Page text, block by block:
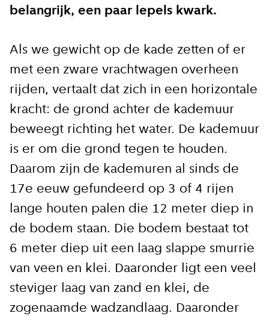
belangrijk, een paar lepels kwark.
Als we gewicht op de kade zetten of er
met een zware vrachtwagen overheen
rijden, vertaalt dat zich in een horizontale
kracht: de grond achter de kademuur
beweegt richting het water. De kademuur
is er om die grond tegen te houden.
Daarom zijn de kademuren al sinds de
17e eeuw gefundeerd op 3 of 4 rijen
lange houten palen die 12 meter diep in
de bodem staan. Die bodem bestaat tot
6 meter diep uit een laag slappe smurrie
van veen en klei. Daaronder ligt een veel
steviger laag van zand en klei, de
zogenaamde wadzandlaag. Daaronder